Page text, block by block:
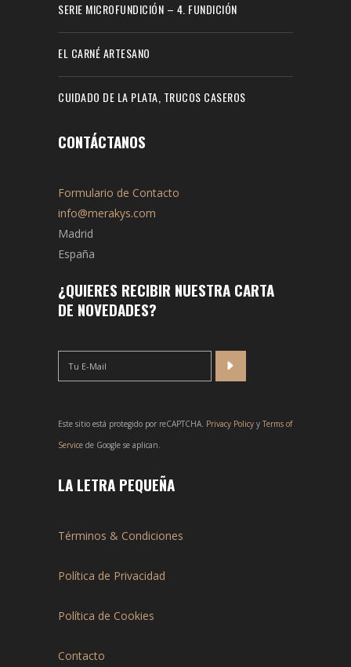
SERIE MICROFUNDICIÓN – 4. FUNDICIÓN
EL CARNÉ ARTESANO
CUIDADO DE LA PLATA, TRUCOS CASEROS
CONTÁCTANOS
Formulario de Contacto
info@merakys.com
Madrid
España
¿QUIERES RECIBIR NUESTRA CARTA
DE NOVEDADES?
Este sitio está protegido por reCAPTCHA. Privacy Policy y Terms of
Service de Google se aplican.
LA LETRA PEQUEÑA
Términos & Condiciones
Política de Privacidad
Política de Cookies
Contacto